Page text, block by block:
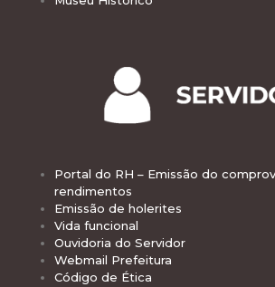
Portal do RH – Emissão do
rendimentos
Emissão de holerites
Vida funcional
Ouvidoria do Servidor
Webmail Prefeitura
Código de Ética